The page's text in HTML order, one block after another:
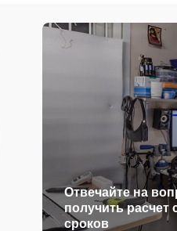
Отвечайте на
получить расчет
сроков